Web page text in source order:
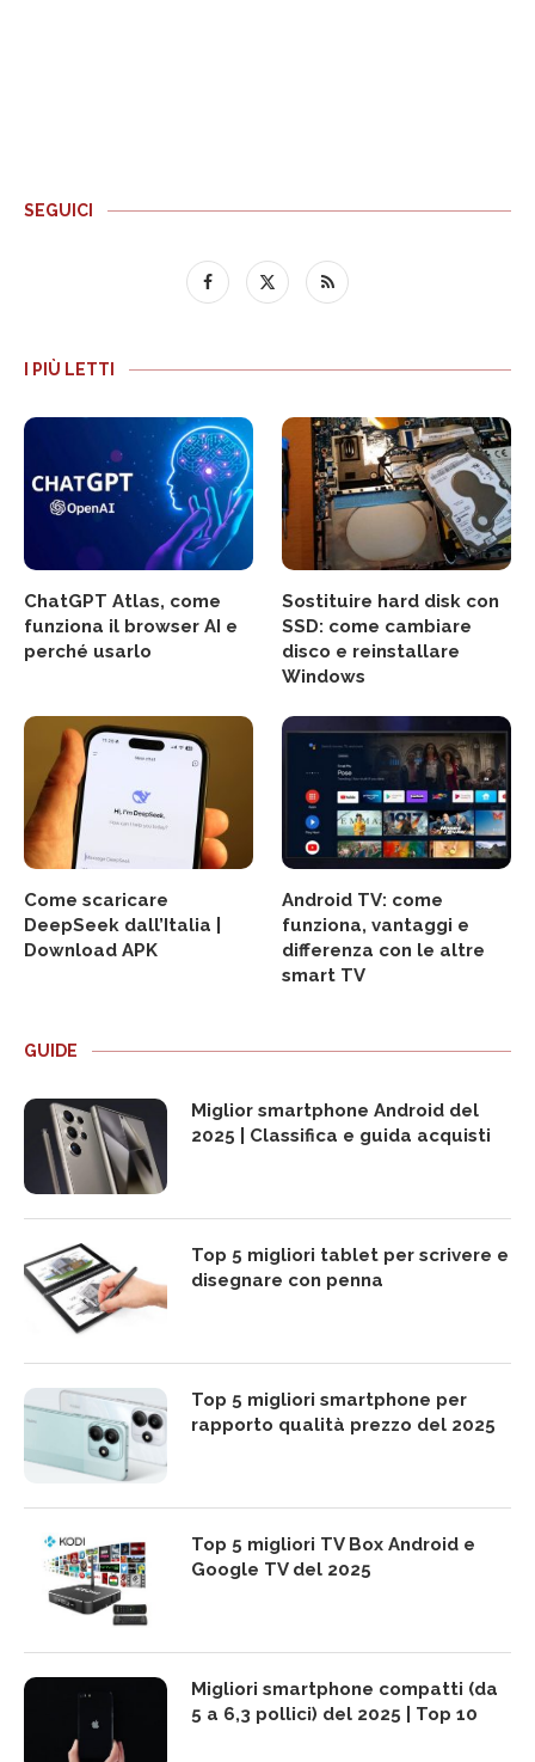
SEGUICI
I PIÙ LETTI
ChatGPT Atlas, come
funziona il browser AI e
perché usarlo
Sostituire hard disk con
SSD: come cambiare
disco e reinstallare
Windows
Come scaricare
DeepSeek dall’Italia |
Download APK
Android TV: come
funziona, vantaggi e
differenza con le altre
smart TV
GUIDE
Miglior smartphone Android del
2025 | Classifica e guida acquisti
Top 5 migliori tablet per scrivere e
disegnare con penna
Top 5 migliori smartphone per
rapporto qualità prezzo del 2025
Top 5 migliori TV Box Android e
Google TV del 2025
Migliori smartphone compatti (da
5 a 6,3 pollici) del 2025 | Top 10